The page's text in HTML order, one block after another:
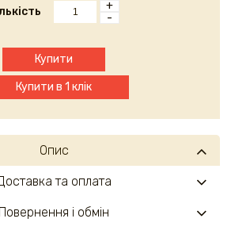
+
-
Купити
Купити в 1 клік
Опис
та оплата
Повернення і обмін